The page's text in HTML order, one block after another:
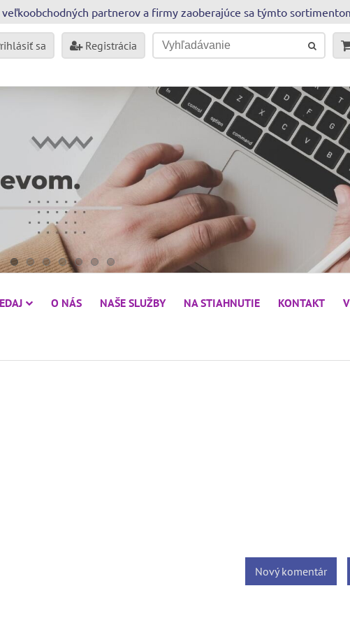
partnerov a firmy zaoberajúce sa týmto
sa Registrácia
O NÁS NAŠE SLUŽBY NA STIAHNUTIE KONTAKT
Nový komentár